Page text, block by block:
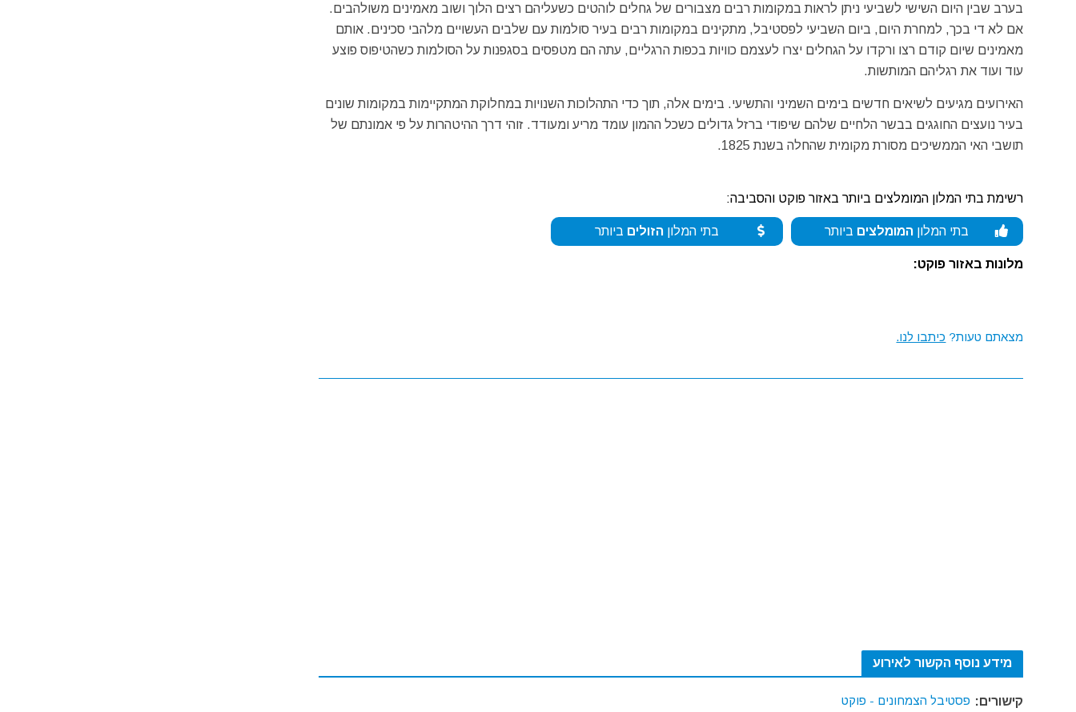
בערב שבין היום השישי לשביעי ניתן לראות במקומות רבים מצבורים של גחלים לוהטים כשעליהם רצים הלוך ושוב מאמינים משולהבים.
אם לא די בכך, למחרת היום, ביום השביעי לפסטיבל, מתקינים במקומות רבים בעיר סולמות עם שלבים העשויים מלהבי סכינים. אותם
מאמינים שיום קודם רצו ורקדו על הגחלים יצרו לעצמם כוויות בכפות הרגליים, עתה הם מטפסים בסגפנות על הסולמות כשהטיפוס פוצע
עוד ועוד את רגליהם המותשות.
האירועים מגיעים לשיאים חדשים בימים השמיני והתשיעי. בימים אלה, תוך כדי התהלוכות השנויות במחלוקת המתקיימות במקומות שונים
בעיר נועצים החוגגים בבשר הלחיים שלהם שיפודי ברזל גדולים כשכל ההמון עומד מריע ומעודד. זוהי דרך ההיטהרות על פי אמונתם של
תושבי האי הממשיכים מסורת מקומית שהחלה בשנת 1825.
רשימת בתי המלון המומלצים ביותר באזור פוקט והסביבה:
בתי המלון המומלצים ביותר בתי המלוןהזולים ביותר
מלונות באזור פוקט:
מצאתם טעות? כיתבו לנו.
מידע נוסף הקשור לאירוע
קישורים: פסטיבל הצמחונים - פוקט